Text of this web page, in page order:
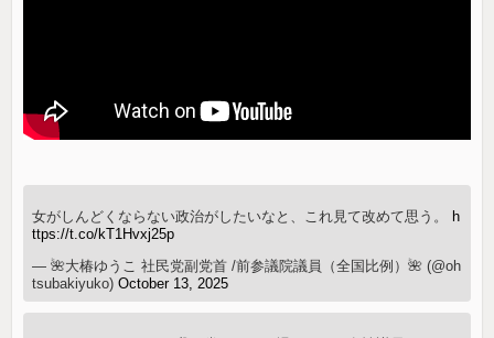
女がしんどくならない政治がしたいなと、これ見て改めて思う。
h
ttps://t.co/kT1Hvxj25p
— 🌺大椿ゆうこ 社民党副党首 /前参議院議員（全国比例）🌺 (@oh
tsubakiyuko)October 13, 2025